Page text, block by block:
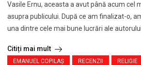
Vasile Ernu, aceasta a avut până acum cel
asupra publicului. După ce am finalizat-o,
una dintre cele mai bune lucrări ale
Citiți mai mult
EMANUEL COPILAȘ RECENZII RELIGIE